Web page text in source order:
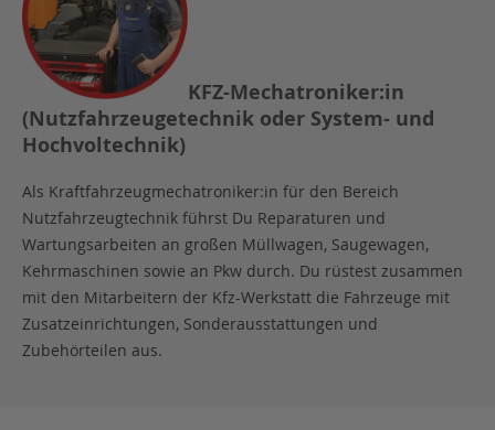
KFZ-Mechatroniker:in
(Nutzfahrzeugetechnik oder System- und
Hochvoltechnik)
Als Kraftfahrzeugmechatroniker:in für den Bereich
Nutzfahrzeugtechnik führst Du Reparaturen und
Wartungsarbeiten an großen Müllwagen, Saugewagen,
Kehrmaschinen sowie an Pkw durch. Du rüstest zusammen
mit den Mitarbeitern der Kfz-Werkstatt die Fahrzeuge mit
Zusatzeinrichtungen, Sonderausstattungen und
Zubehörteilen aus.